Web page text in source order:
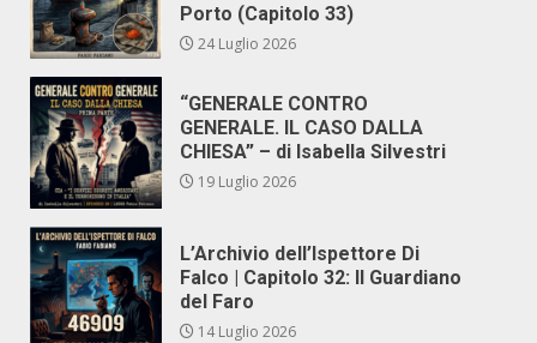
Porto (Capitolo 33)
24 Luglio 2026
“GENERALE CONTRO
GENERALE. IL CASO DALLA
CHIESA” – di Isabella Silvestri
19 Luglio 2026
L’Archivio dell’Ispettore Di
Falco | Capitolo 32: Il Guardiano
del Faro
14 Luglio 2026